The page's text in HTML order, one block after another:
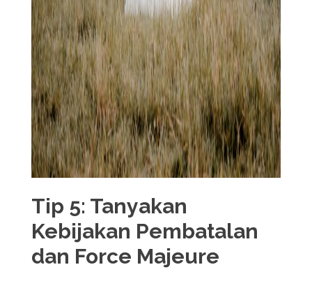
Tip 5: Tanyakan
Kebijakan Pembatalan
dan Force Majeure